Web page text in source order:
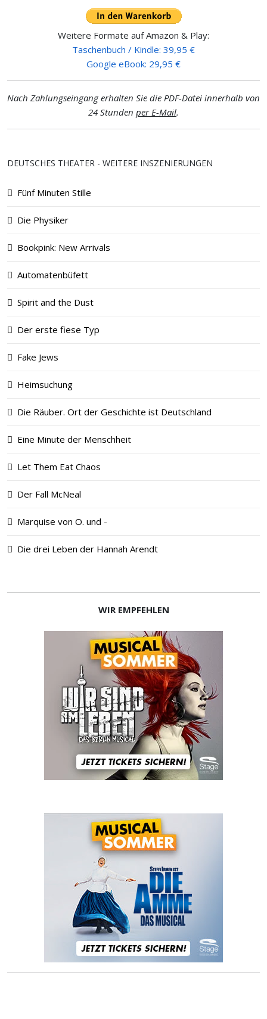
Weitere Formate auf Amazon & Play:
Taschenbuch / Kindle: 39,95 €
Google eBook: 29,95 €
Nach Zahlungseingang erhalten Sie die PDF-Datei innerhalb von
24 Stunden per E-Mail.
DEUTSCHES THEATER - WEITERE INSZENIERUNGEN
Fünf Minuten Stille
Die Physiker
Bookpink: New Arrivals
Automatenbüfett
Spirit and the Dust
Der erste fiese Typ
Fake Jews
Heimsuchung
Die Räuber. Ort der Geschichte ist Deutschland
Eine Minute der Menschheit
Let Them Eat Chaos
Der Fall McNeal
Marquise von O. und -
Die drei Leben der Hannah Arendt
WIR EMPFEHLEN